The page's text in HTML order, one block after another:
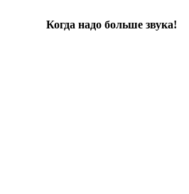
Когда надо больше звука!